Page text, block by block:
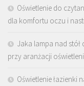
Oświetlenie do
dla komfortu oczu i
Jaka lampa nad
przy aranżacji
Oświetlenie łazienki